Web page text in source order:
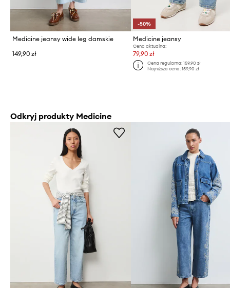
Medicine jeansy wide leg damskie
149,90 zł
-50%
Medicine jeansy
Cena aktualna:
79,90 zł
Cena regularna: 159,90 zł
Najniższa cena: 159,90 zł
Odkryj produkty Medicine